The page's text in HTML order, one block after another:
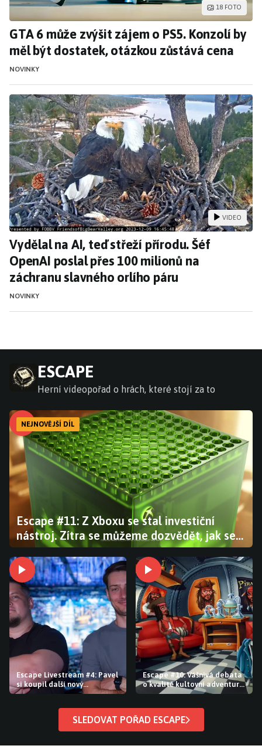
18 FOTO
GTA 6 může zvýšit zájem o PS5. Konzolí by
měl být dostatek, otázkou zůstává cena
NOVINKY
Vydělal na AI, teď střeží přírodu. Šéf
VIDEO
Vydělal na AI, teď střeží přírodu. Šéf
OpenAI poslal přes 100 milionů na
záchranu slavného orlího páru
NOVINKY
ESCAPE
Herní videopořad o hrách, které stojí za to
NEJNOVĚJŠÍ DÍL
Escape #11: Z Xboxu se stal investiční
nástroj. Zítra se můžeme dozvědět, jak se
prodává GTA 6
Escape Livestream #4: Pavel
si koupil další nový
hardware a PlayStation i
Escape #10: Vášnivá debata
o kvalitě kultovní adventury.
Bethesda je pod tlakem
SLEDOVAT POŘAD ESCAPE